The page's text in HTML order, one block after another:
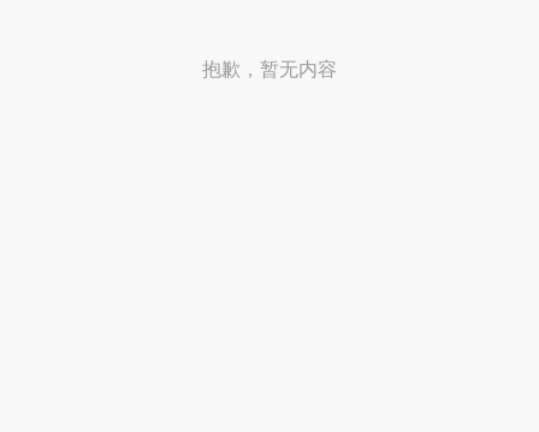
抱歉，暂无内容